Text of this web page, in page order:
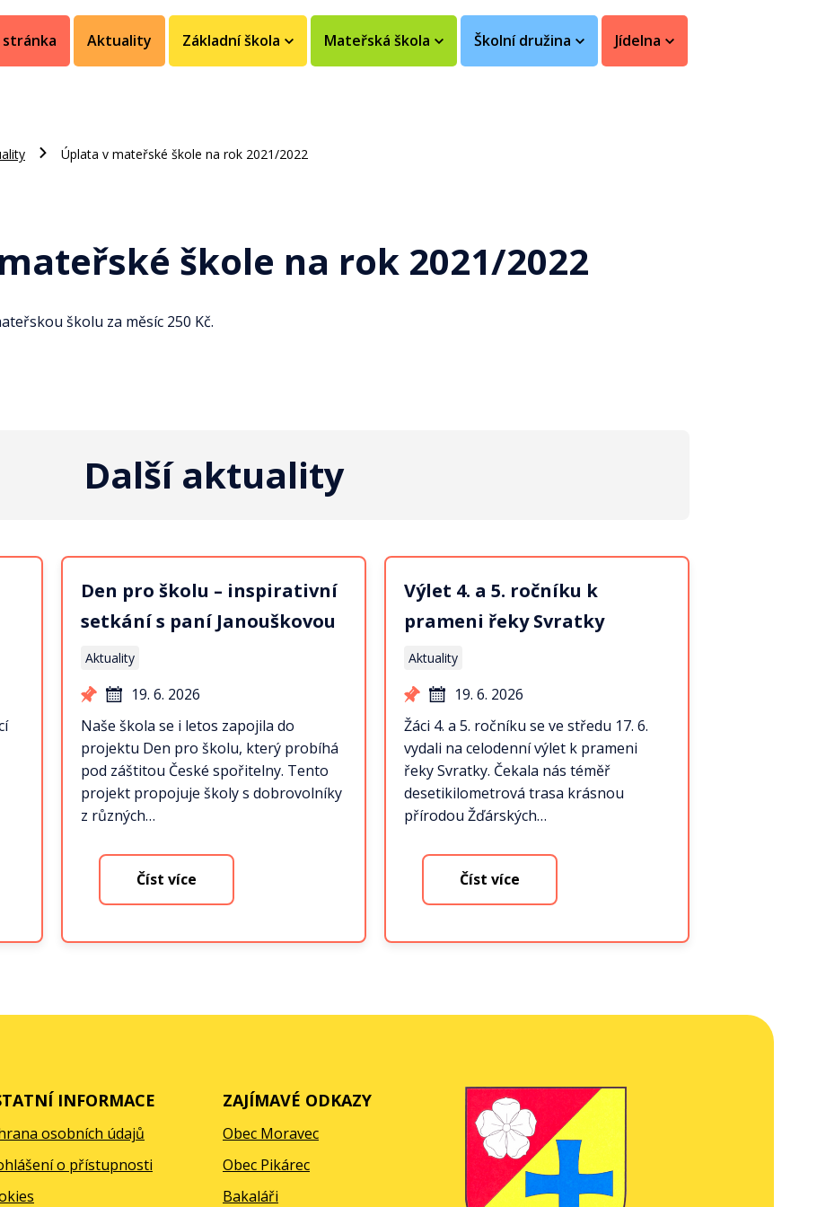
stránka Aktuality Základní škola Mateřská škola Školní družina Jídelna
Úplata v mateřské škole na rok 2021/2022
škole na rok 2021/2022
školu za měsíc 250 Kč.
Další aktuality
Den pro školu – inspirativní
setkání s paní Janouškovou
Aktuality
19. 6. 2026
Naše škola se i letos zapojila do
projektu Den pro školu, který probíhá
pod záštitou České spořitelny. Tento
projekt propojuje školy s dobrovolníky
z různých…
Číst více
Výlet 4. a 5. ročníku k
prameni řeky Svratky
Aktuality
19. 6. 2026
Žáci 4. a 5. ročníku se ve středu 17. 6.
vydali na celodenní výlet k prameni
řeky Svratky. Čekala nás téměř
desetikilometrová trasa krásnou
přírodou Žďárských…
Číst více
INFORMACE
osobních údajů
o přístupnosti
ZAJÍMAVÉ ODKAZY
Obec Moravec
Obec Pikárec
Bakaláři